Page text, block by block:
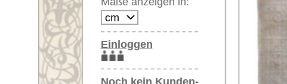
Ihr Warenkorb:
Ihr Warenkorb ist leer.
Artikelnummer:
Moderne Teppiche